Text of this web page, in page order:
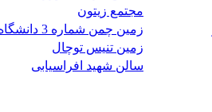
مجتمع زیتون
زمین چمن شماره 3 دانشگاه تهران
زمین تنیس توچال
سالن شهید افراسیابی